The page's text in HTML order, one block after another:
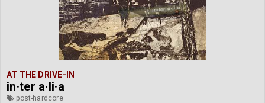
AT THE DRIVE-IN
in·ter a·li·a
post-hardcore